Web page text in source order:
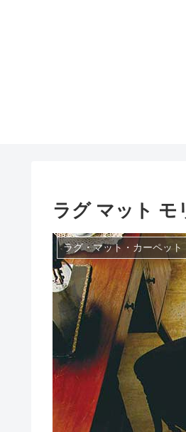
ラグ マット モ
ラグ・マット・カーペット